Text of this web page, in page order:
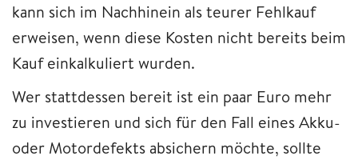
kann sich im Nachhinein als teurer Fehlkauf
erweisen, wenn diese Kosten nicht bereits beim
Kauf einkalkuliert wurden.
Wer stattdessen bereit ist ein paar Euro mehr
zu investieren und sich für den Fall eines Akku-
oder Motordefekts absichern möchte, sollte